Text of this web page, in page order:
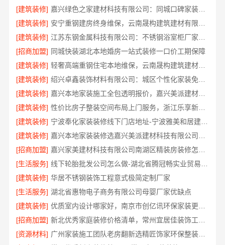
[建筑装修]
嘉兴绿色之家建材科技有限公司：同城口碑家装机构实惠
[建筑装修]
[建筑装修]
[招商加盟] 同城快装湖北本地婚房一站式装修一口价工期保障
[建筑装修]
轻奢高端重钢住宅本地维保，云南晟构建筑建材有限公司售后
[建筑装修]
[建筑装修]
嘉兴本地家装施工全包透明报价，嘉兴美派建材科技闭口合同
[建筑装修]
性价比房子整装空间布局上门服务，浙江乐享新材料有限公司品质之选
[建筑装修]
宁波奉化家装装修线下门店地址-宁波雅美和居建材科技有限公司
[建筑装修]
[招商加盟]
[生活服务]
[建筑装修] 华居不锈钢装饰工程意式极简定制厂家
[生活服务] 湖北省惠物电子商务有限公司母婴厂家优缺点
[建筑装修]
[招商加盟]
[资源材料]
广州家装施工团队老房翻新选精匠饰家环保整装焕新家